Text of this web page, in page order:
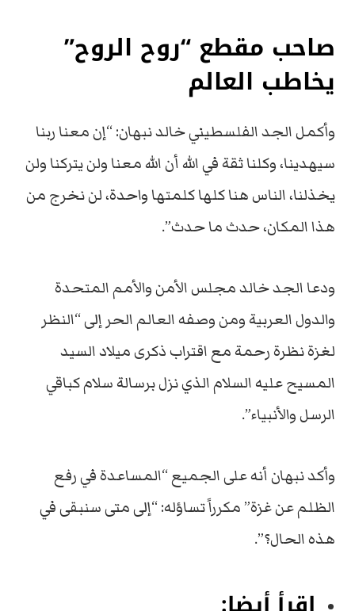
صاحب مقطع “روح الروح”
يخاطب العالم
وأكمل الجد الفلسطيني خالد نبهان: “إن معنا ربنا
سيهدينا، وكلنا ثقة في الله أن الله معنا ولن يتركنا ولن
يخذلنا، الناس هنا كلها كلمتها واحدة، لن نخرج من
هذا المكان، حدث ما حدث”.
ودعا الجد خالد مجلس الأمن والأمم المتحدة
والدول العربية ومن وصفه العالم الحر إلى “النظر
لغزة نظرة رحمة مع اقتراب ذكرى ميلاد السيد
المسيح عليه السلام الذي نزل برسالة سلام كباقي
الرسل والأنبياء”.
وأكد نبهان أنه على الجميع “المساعدة في رفع
الظلم عن غزة” مكرراً تساؤله: “إلى متى سنبقى في
هذه الحال؟”.